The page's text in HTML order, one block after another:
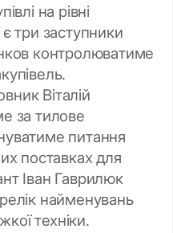
на рівні
три заступники
контролюватиме
Віталій
за тилове
питання
поставках для
Іван Гаврилюк
найменувань
техніки.